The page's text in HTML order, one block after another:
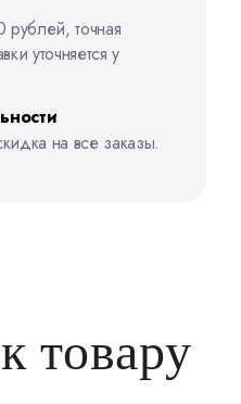
рублей, точная
уточняется у
на все заказы.
товару